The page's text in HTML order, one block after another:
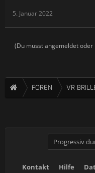
5. Januar 2022
(Du musst angemeldet
FOREN VR
Progressiv
Kontakt Hilfe